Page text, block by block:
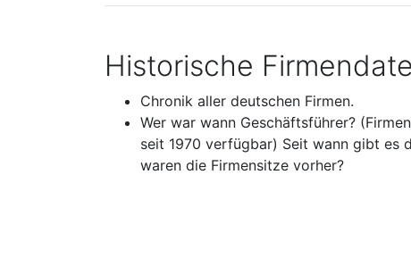
Historische
Chronik aller deutschen Firmen.
Wer war wann Geschäftsführer?
seit 1970 verfügbar) Seit wann gibt es
waren die Firmensitze vorher?